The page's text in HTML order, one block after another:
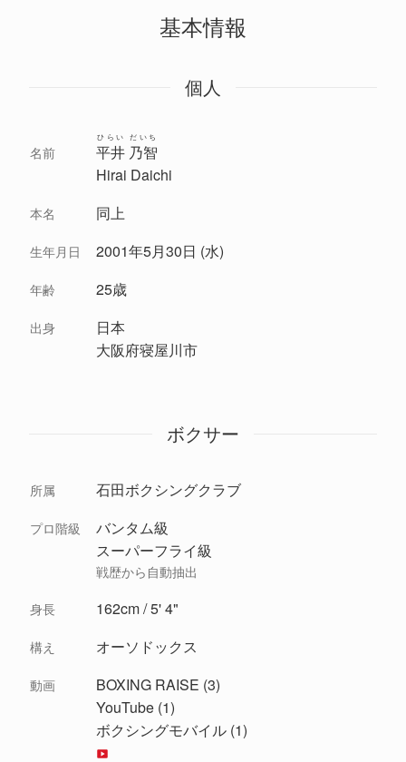
基本情報
個人
名前 平井 乃智
ひらい だいち
Hirai Daichi
本名 同上
生年月日 2001年5月30日 (水)
年齢 25歳
出身
日本
大阪府寝屋川市
ボクサー
所属 石田ボクシングクラブ
プロ階級
バンタム級
スーパーフライ級
戦歴から自動抽出
身長 162cm / 5' 4"
構え オーソドックス
動画
BOXING RAISE (3)
YouTube (1)
ボクシングモバイル (1)